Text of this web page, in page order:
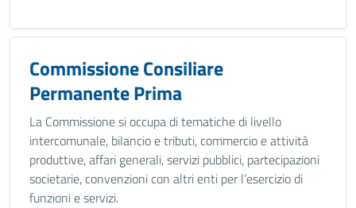
Commissione Consiliare
Permanente Prima
La Commissione si occupa di tematiche di livello
intercomunale, bilancio e tributi, commercio e attività
produttive, affari generali, servizi pubblici, partecipazioni
societarie, convenzioni con altri enti per l’esercizio di
funzioni e servizi.